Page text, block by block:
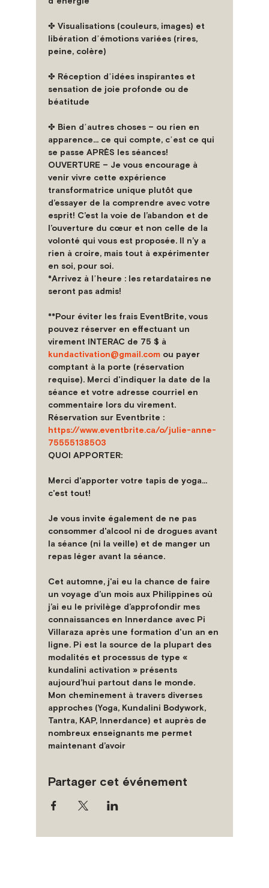
✤ Visualisations (couleurs, images) et
libération dʼémotions variées (rires,
peine, colère)
✤ Réception dʼidées inspirantes et
sensation de joie profonde ou de
béatitude
✤ Bien dʼautres choses – ou rien en
apparence... ce qui compte, cʼest ce qui
se passe APRÈS les séances!
OUVERTURE – Je vous encourage à
venir vivre cette expérience
transformatrice unique plutôt que
d’essayer de la comprendre avec votre
esprit! C’est la voie de l’abandon et de
l’ouverture du cœur et non celle de la
volonté qui vous est proposée. Il n’y a
rien à croire, mais tout à expérimenter
en soi, pour soi.
*Arrivez à lʼheure : les retardataires ne
seront pas admis!
**Pour éviter les frais EventBrite, vous
pouvez réserver en effectuant un
virement INTERAC de 75 $ à
kundactivation@gmail.com ou payer
comptant à la porte (réservation
requise). Merci d'indiquer la date de la
séance et votre adresse courriel en
commentaire lors du virement.
Réservation sur Eventbrite :
https://www.eventbrite.ca/o/julie-anne-
75555138503
QUOI APPORTER:
Merci d'apporter votre tapis de yoga...
c'est tout!
Je vous invite également de ne pas
consommer d'alcool ni de drogues avant
la séance (ni la veille) et de manger un
repas léger avant la séance.
Cet automne, j'ai eu la chance de faire
un voyage d’un mois aux Philippines où
j’ai eu le privilège d’approfondir mes
connaissances en Innerdance avec Pi
Villaraza après une formation d'un an en
ligne. Pi est la source de la plupart des
modalités et processus de type «
kundalini activation » présents
aujourd’hui partout dans le monde.
Mon cheminement à travers diverses
approches (Yoga, Kundalini Bodywork,
Tantra, KAP, Innerdance) et auprès de
nombreux enseignants me permet
maintenant d’avoir
Partager cet événement